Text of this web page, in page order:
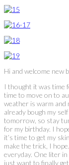
Hi and welcome new
I thought it was time
time to move on to
weather is warm and
already bough my
tomorrow, so stay
for my birthday. I
it’s time to get my
make the trick, I
everyday. One liter in
just want to finally